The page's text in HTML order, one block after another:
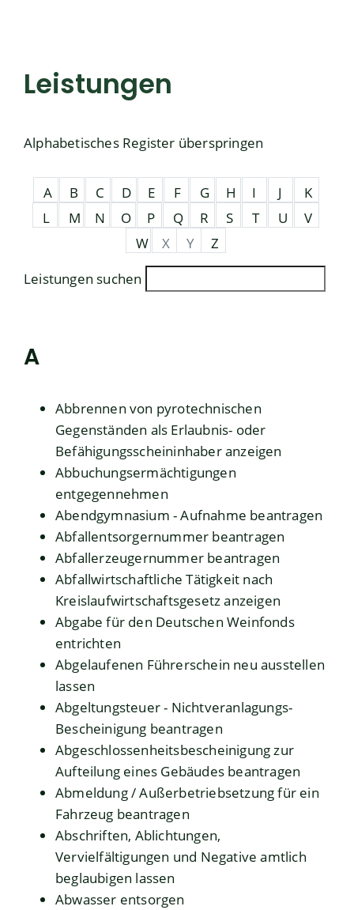
Leistungen
Alphabetisches Register überspringen
A B C D E F G H I J
K
L
M N O P Q R S T U
V
W
X Y
Z
Leistungen suchen
A
Abbrennen von pyrotechnischen
Gegenständen als Erlaubnis- oder
Befähigungsscheininhaber anzeigen
Abbuchungsermächtigungen
entgegennehmen
Abendgymnasium - Aufnahme beantragen
Abfallentsorgernummer beantragen
Abfallerzeugernummer beantragen
Abfallwirtschaftliche Tätigkeit nach
Kreislaufwirtschaftsgesetz anzeigen
Abgabe für den Deutschen Weinfonds
entrichten
Abgelaufenen Führerschein neu ausstellen
lassen
Abgeltungsteuer - Nichtveranlagungs-
Bescheinigung beantragen
Abgeschlossenheitsbescheinigung zur
Aufteilung eines Gebäudes beantragen
Abmeldung / Außerbetriebsetzung für ein
Fahrzeug beantragen
Abschriften, Ablichtungen,
Vervielfältigungen und Negative amtlich
beglaubigen lassen
Abwasser entsorgen